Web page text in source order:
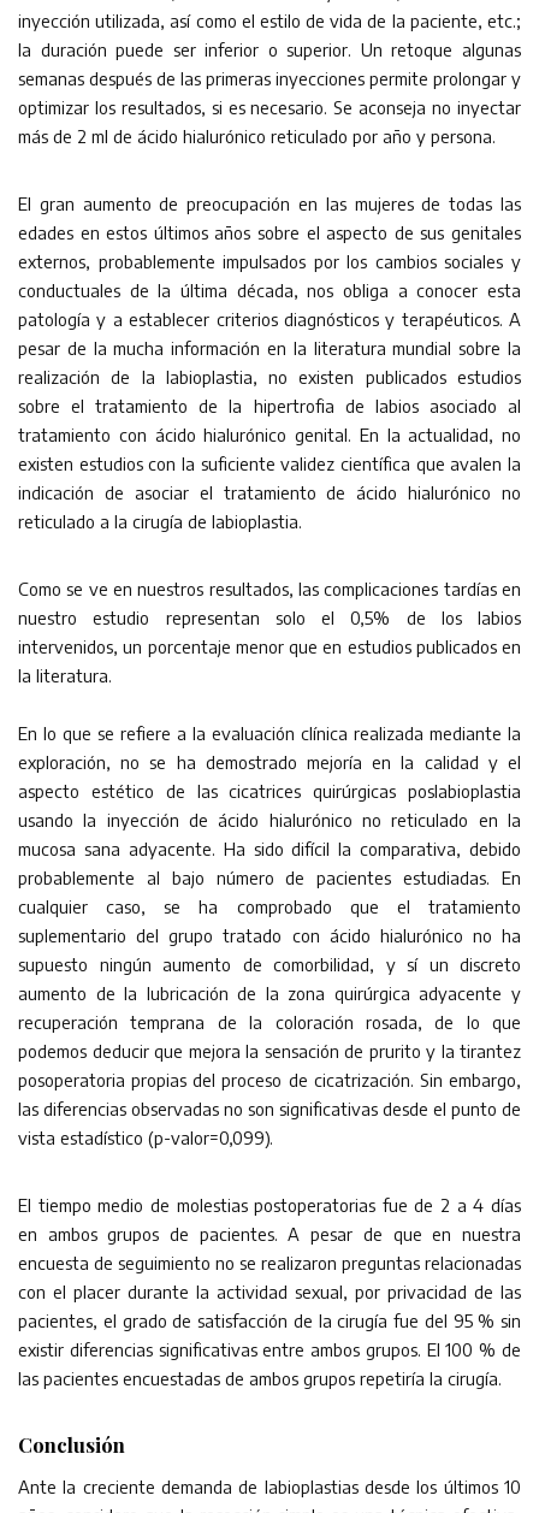
inyección utilizada, así como el estilo de vida de la paciente, etc.;
la duración puede ser inferior o superior. Un retoque algunas
semanas después de las primeras inyecciones permite prolongar y
optimizar los resultados, si es necesario. Se aconseja no inyectar
más de 2 ml de ácido hialurónico reticulado por año y persona.
El gran aumento de preocupación en las mujeres de todas las
edades en estos últimos años sobre el aspecto de sus genitales
externos, probablemente impulsados por los cambios sociales y
conductuales de la última década, nos obliga a conocer esta
patología y a establecer criterios diagnósticos y terapéuticos. A
pesar de la mucha información en la literatura mundial sobre la
realización de la labioplastia, no existen publicados estudios
sobre el tratamiento de la hipertrofia de labios asociado al
tratamiento con ácido hialurónico genital. En la actualidad, no
existen estudios con la suficiente validez científica que avalen la
indicación de asociar el tratamiento de ácido hialurónico no
reticulado a la cirugía de labioplastia.
Como se ve en nuestros resultados, las complicaciones tardías en
nuestro estudio representan solo el 0,5% de los labios
intervenidos, un porcentaje menor que en estudios publicados en
la literatura.
En lo que se refiere a la evaluación clínica realizada mediante la
exploración, no se ha demostrado mejoría en la calidad y el
aspecto estético de las cicatrices quirúrgicas poslabioplastia
usando la inyección de ácido hialurónico no reticulado en la
mucosa sana adyacente. Ha sido difícil la comparativa, debido
probablemente al bajo número de pacientes estudiadas. En
cualquier caso, se ha comprobado que el tratamiento
suplementario del grupo tratado con ácido hialurónico no ha
supuesto ningún aumento de comorbilidad, y sí un discreto
aumento de la lubricación de la zona quirúrgica adyacente y
recuperación temprana de la coloración rosada, de lo que
podemos deducir que mejora la sensación de prurito y la tirantez
posoperatoria propias del proceso de cicatrización. Sin embargo,
las diferencias observadas no son significativas desde el punto de
vista estadístico (p-valor=0,099).
El tiempo medio de molestias postoperatorias fue de 2 a 4 días
en ambos grupos de pacientes. A pesar de que en nuestra
encuesta de seguimiento no se realizaron preguntas relacionadas
con el placer durante la actividad sexual, por privacidad de las
pacientes, el grado de satisfacción de la cirugía fue del 95 % sin
existir diferencias significativas entre ambos grupos. El 100 % de
las pacientes encuestadas de ambos grupos repetiría la cirugía.
Conclusión
Ante la creciente demanda de labioplastias desde los últimos 10